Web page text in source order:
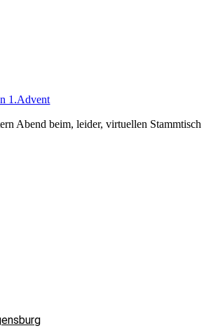
1.Advent
Abend beim, leider, virtuellen